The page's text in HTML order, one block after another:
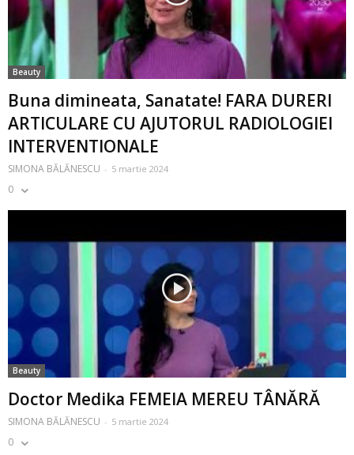
Beauty
Buna dimineata, Sanatate! FARA DURERI
ARTICULARE CU AJUTORUL RADIOLOGIEI
INTERVENTIONALE
SIMONA BĂLĂNESCU - 5 martie 2024
0
Beauty
Doctor Medika FEMEIA MEREU TÂNĂRĂ
SIMONA BĂLĂNESCU - 5 martie 2024
0